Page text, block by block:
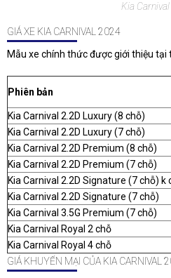
Kia
GIÁ XE KIA CARNIVAL 2024
Mẫu xe chính thức được giới thiệu
Phiên bản
Kia Carnival 2.2D Luxury (8 chỗ)
Kia Carnival 2.2D Luxury (7 chỗ)
Kia Carnival 2.2D Premium (8 chỗ)
Kia Carnival 2.2D Premium (7 chỗ)
Kia Carnival 2.2D Signature (7 chỗ) k
Kia Carnival 2.2D Signature (7 chỗ)
Kia Carnival 3.5G Premium (7 chỗ)
Kia Carnival Royal 2 chỗ
Kia Carnival Royal 4 chỗ
GIÁ KHUYẾN MẠI CỦA KIA CARNIVAL